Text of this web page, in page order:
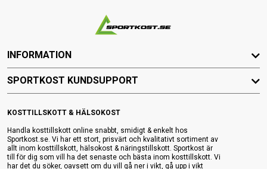
KOSTTILLSKOTT & HÄLSOKOST
Handla kosttillskott online snabbt, smidigt & enkelt hos
Sportkost.se. Vi har ett stort, prisvärt och kvalitativt sortiment av
allt inom kosttillskott, hälsokost & näringstillskott. Sportkost är
till för dig som vill ha det senaste och bästa inom kosttillskott. Vi
har det du söker, oavsett om du vill gå ner i vikt, gå upp i vikt
INFORMATION
SPORTKOST KUNDSUPPORT